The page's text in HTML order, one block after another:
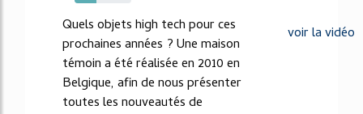
39%
voir la vidéo
Quels objets high tech pour ces
prochaines années ? Une maison
témoin a été réalisée en 2010 en
Belgique, afin de nous présenter
toutes les nouveautés de